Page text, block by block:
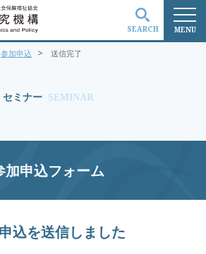
MENU
SEARCH
セミナー SEMINAR
参加申込 > 送信完了
加申込フォーム
込を送信しました